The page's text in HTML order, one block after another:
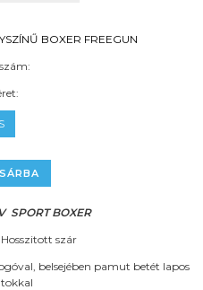
BOXER FREEGUN
S
SPORT BOXER
szár
belsejében pamut betét lapos